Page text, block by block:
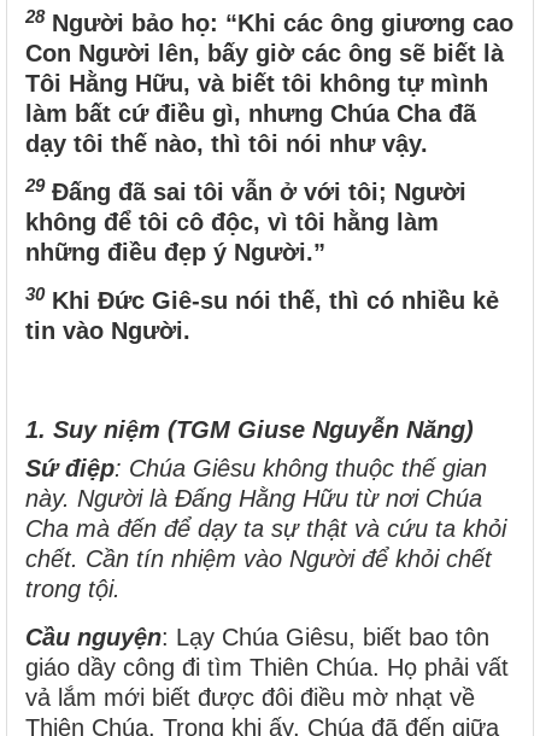
28 Người bảo họ: “Khi các ông giương cao
Con Người lên, bấy giờ các ông sẽ biết là
Tôi Hằng Hữu, và biết tôi không tự mình
làm bất cứ điều gì, nhưng Chúa Cha đã
dạy tôi thế nào, thì tôi nói như vậy.
29Đấng đã sai tôi vẫn ở với tôi; Người
không để tôi cô độc, vì tôi hằng làm
những điều đẹp ý Người.”
30Khi Đức Giê-su nói thế, thì có nhiều kẻ
tin vào Người.
1. Suy niệm (TGM Giuse Nguyễn Năng)
Sứ điệp: Chúa Giêsu không thuộc thế gian
này. Người là Đấng Hằng Hữu từ nơi Chúa
Cha mà đến để dạy ta sự thật và cứu ta khỏi
chết. Cần tín nhiệm vào Người để khỏi chết
trong tội.
Cầu nguyện: Lạy Chúa Giêsu, biết bao tôn
giáo dầy công đi tìm Thiên Chúa. Họ phải vất
vả lắm mới biết được đôi điều mờ nhạt về
Thiên Chúa. Trong khi ấy, Chúa đã đến giữa